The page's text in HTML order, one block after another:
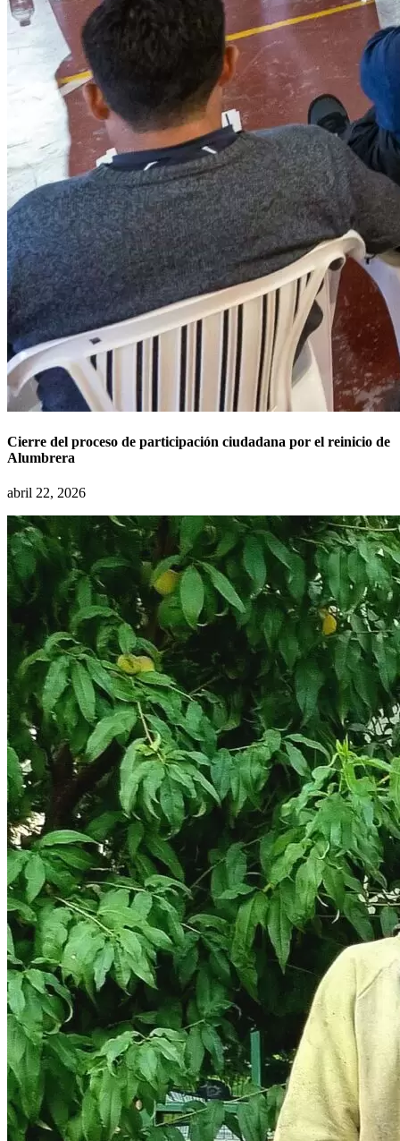
Cierre del proceso de participación ciudadana por el reinicio de
Alumbrera
abril 22, 2026